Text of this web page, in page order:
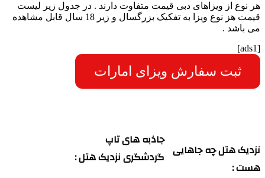
هر نوع از ویزاهای دبی قیمت متفاوت دارند . در جدول زیر لیست
قیمت هز نوع ویزا به تفکیک بزرگسال و زیر 18 سال قابل مشاهده
می باشد .
[ads1]
ثبت سفارش ویزای امارات
نزدیک هتل چه جاهایی
هست :
جاذبه های تاپ
گردشگری نزدیک هتل :